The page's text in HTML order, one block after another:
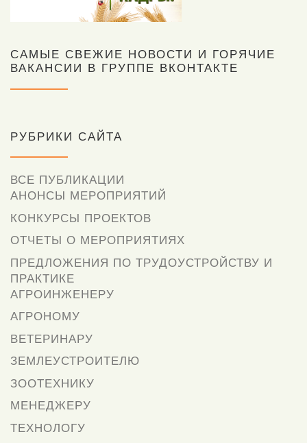
САМЫЕ СВЕЖИЕ НОВОСТИ И ГОРЯЧИЕ
ВАКАНСИИ В ГРУППЕ ВКОНТАКТЕ
РУБРИКИ САЙТА
ВСЕ ПУБЛИКАЦИИ
АНОНСЫ МЕРОПРИЯТИЙ
КОНКУРСЫ ПРОЕКТОВ
ОТЧЕТЫ О МЕРОПРИЯТИЯХ
ПРЕДЛОЖЕНИЯ ПО ТРУДОУСТРОЙСТВУ И
ПРАКТИКЕ
АГРОИНЖЕНЕРУ
АГРОНОМУ
ВЕТЕРИНАРУ
ЗЕМЛЕУСТРОИТЕЛЮ
ЗООТЕХНИКУ
МЕНЕДЖЕРУ
ТЕХНОЛОГУ